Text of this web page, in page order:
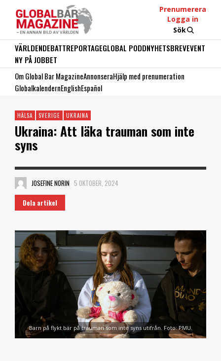
Prenumerera
Logga in
Sök
VÄRLDENDEBATTREPORTAGEGLOBAL PODDNYHETSBREVEVENT
NY PÅ JOBBET
Om Global Bar MagazineAnnonseraHjälp med prenumeration
GlobalkalendernEnglishEspañol
HÄLSA SVERIGE UKRAINA
Ukraina: Att läka trauman som inte
syns
JOSEFINE NORIN 5 OKTOBER, 2024
Dela artikel
Barn på flykt bär på trauman som inte syns utifrån. Foto: PMU.